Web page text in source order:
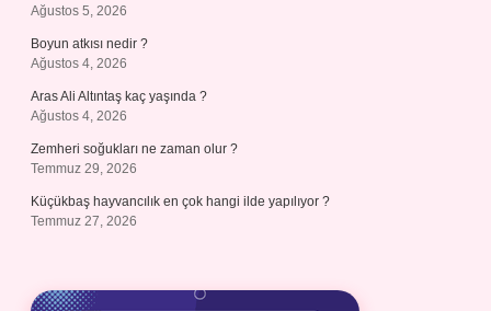
Ağustos 5, 2026
Boyun atkısı nedir ?
Ağustos 4, 2026
Aras Ali Altıntaş kaç yaşında ?
Ağustos 4, 2026
Zemheri soğukları ne zaman olur ?
Temmuz 29, 2026
Küçükbaş hayvancılık en çok hangi ilde yapılıyor ?
Temmuz 27, 2026